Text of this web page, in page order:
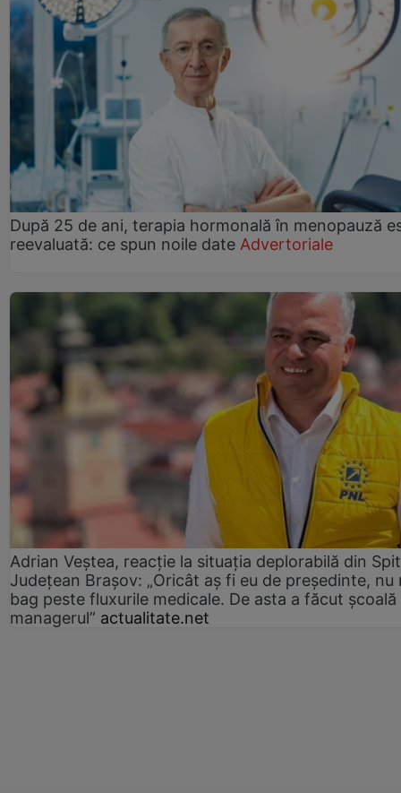
După 25 de ani, terapia hormonală în menopauză
reevaluată: ce spun noile date Advertoriale
Adrian Veștea, reacție la situația deplorabilă din
Județean Brașov: „Oricât aș fi eu de președinte, nu
bag peste fluxurile medicale. De asta a făcut școală
managerul” actualitate.net